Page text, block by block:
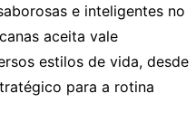
e inteligentes no
aceita vale
estilos de vida, desde
para a rotina